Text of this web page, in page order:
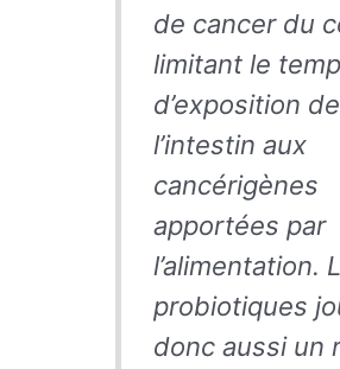
de cancer du
limitant le
d’exposition de
l’intestin aux
cancérigènes
apportées par
l’alimentation.
probiotiques
donc aussi un